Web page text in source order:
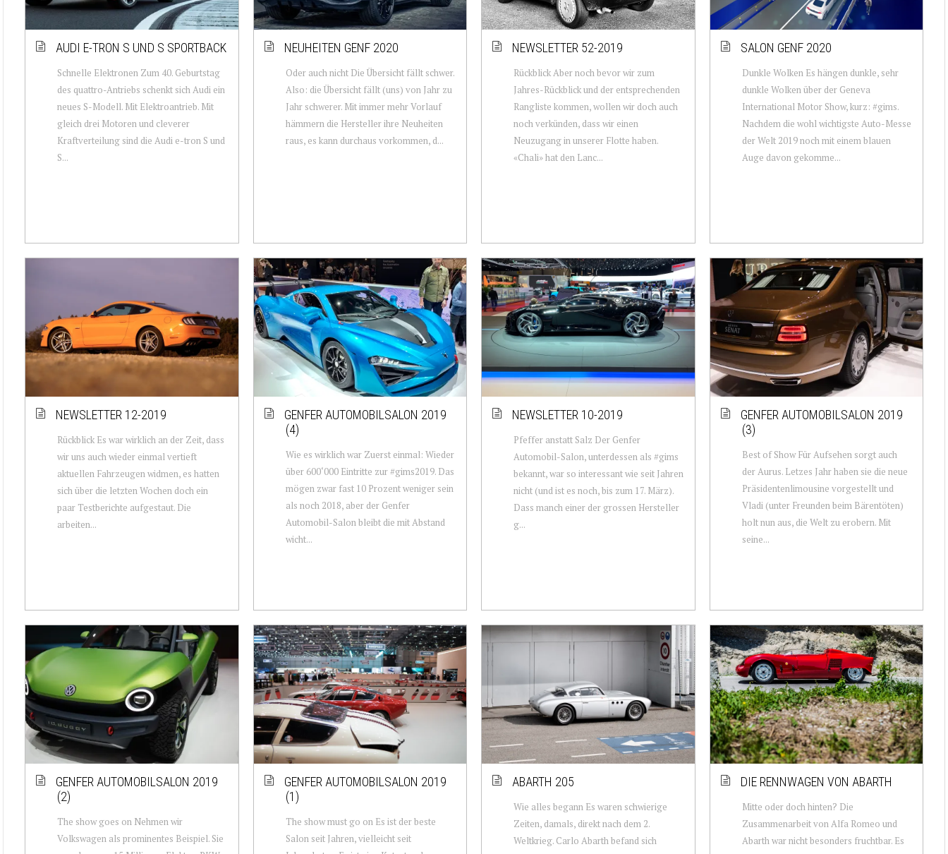
AUDI E-TRON S UND S SPORTBACK
Schnelle Elektronen Zum 40. Geburtstag
des quattro-Antriebs schenkt sich Audi ein
neues S-Modell. Mit Elektroantrieb. Mit
gleich drei Motoren und cleverer
Kraftverteilung sind die Audi e-tron S und
S...
NEUHEITEN GENF 2020
Oder auch nicht Die Übersicht fällt schwer.
Also: die Übersicht fällt (uns) von Jahr zu
Jahr schwerer. Mit immer mehr Vorlauf
hämmern die Hersteller ihre Neuheiten
raus, es kann durchaus vorkommen, d...
NEWSLETTER 52-2019
Rückblick Aber noch bevor wir zum
Jahres-Rückblick und der entsprechenden
Rangliste kommen, wollen wir doch auch
noch verkünden, dass wir einen
Neuzugang in unserer Flotte haben.
«Chali» hat den Lanc...
SALON GENF 2020
Dunkle Wolken Es hängen dunkle, sehr
dunkle Wolken über der Geneva
International Motor Show, kurz: #gims.
Nachdem die wohl wichtigste Auto-Messe
der Welt 2019 noch mit einem blauen
Auge davon gekomme...
NEWSLETTER 12-2019
Rückblick Es war wirklich an der Zeit, dass
wir uns auch wieder einmal vertieft
aktuellen Fahrzeugen widmen, es hatten
sich über die letzten Wochen doch ein
paar Testberichte aufgestaut. Die
arbeiten...
GENFER AUTOMOBILSALON 2019
(4)
Wie es wirklich war Zuerst einmal: Wieder
über 600‘000 Eintritte zur #gims2019. Das
mögen zwar fast 10 Prozent weniger sein
als noch 2018, aber der Genfer
Automobil-Salon bleibt die mit Abstand
wicht...
NEWSLETTER 10-2019
Pfeffer anstatt Salz Der Genfer
Automobil-Salon, unterdessen als #gims
bekannt, war so interessant wie seit Jahren
nicht (und ist es noch, bis zum 17. März).
Dass manch einer der grossen Hersteller
g...
GENFER AUTOMOBILSALON 2019
(3)
Best of Show Für Aufsehen sorgt auch
der Aurus. Letzes Jahr haben sie die neue
Präsidentenlimousine vorgestellt und
Vladi (unter Freunden beim Bärentöten)
holt nun aus, die Welt zu erobern. Mit
seine...
GENFER AUTOMOBILSALON 2019
(2)
The show goes on Nehmen wir
Volkswagen als prominentes Beispiel. Sie
GENFER AUTOMOBILSALON 2019
(1)
The show must go on Es ist der beste
Salon seit Jahren, vielleicht seit
ABARTH 205
Wie alles begann Es waren schwierige
Zeiten, damals, direkt nach dem 2.
Weltkrieg. Carlo Abarth befand sich
DIE RENNWAGEN VON ABARTH
Mitte oder doch hinten? Die
Zusammenarbeit von Alfa Romeo und
Abarth war nicht besonders fruchtbar. Es